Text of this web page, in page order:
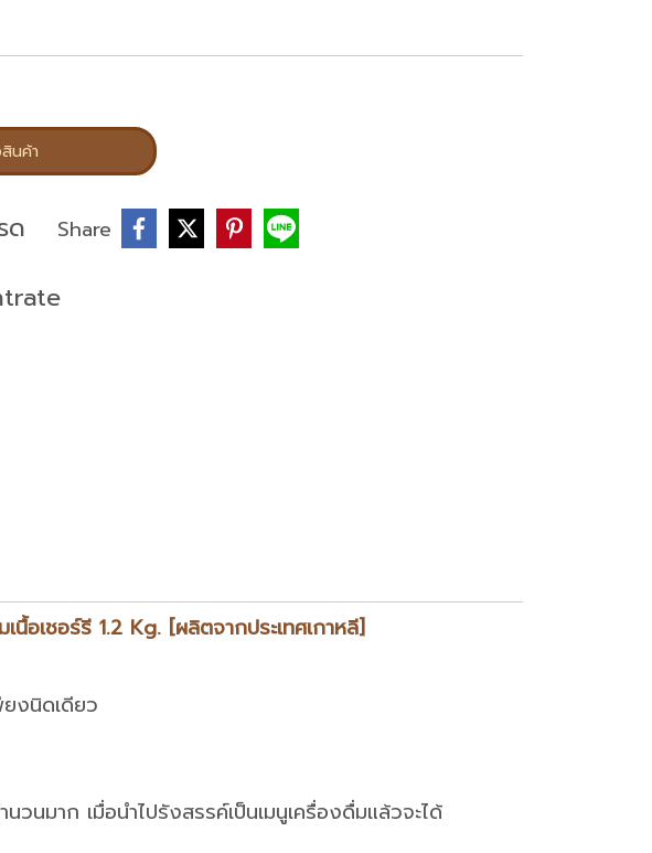
นค้า
ด Share
เชอร์รี 1.2 Kg. [ผลิตจากประเทศเกาหลี]
ยงนิดเดียว
นมาก เมื่อนำไปรังสรรค์เป็นเมนูเครื่องดื่มแล้วจะได้